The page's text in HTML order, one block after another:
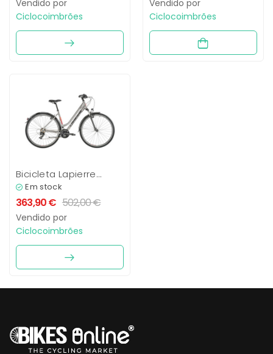
Vendido por
Ciclocoimbrões
Vendido por
Ciclocoimbrões
Bicicleta Lapierre
Trekking 1.0 Senhora
Em stock
363,90€ 502,00€
Vendido por
Ciclocoimbrões